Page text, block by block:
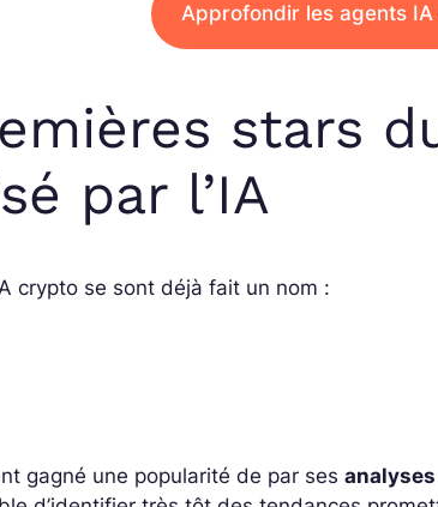
Approfondir les agents
stars
par l’IA
crypto se sont déjà fait un nom :
gagné une popularité de par ses